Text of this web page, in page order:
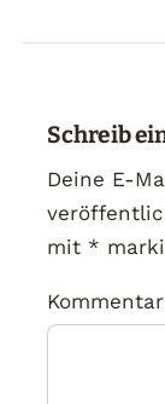
Schreib
Deine E-
mit *
Kommentar